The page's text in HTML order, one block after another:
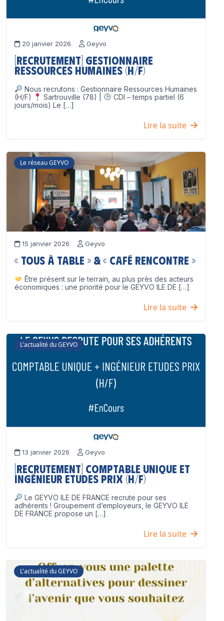
20 janvier 2026 Geyvo
[Recrutement] Gestionnaire
Ressources Humaines (H/F)
Nous recrutons : Gestionnaire Ressources Humaines
(H/F)
Sartrouville (78) |
CDI – temps partiel (6
jours/mois) Le […]
Lire la suite
Le réseau GEYVO
15 janvier 2026 Geyvo
« Tous à table » & « Café Rencontre »
Être présent sur le terrain, au plus près des acteurs
économiques : une priorité pour le GEYVO ILE DE […]
Lire la suite
L'actualité du GEYVO
13 janvier 2026 Geyvo
[Recrutement] Comptable unique et
Ingénieur Etudes Prix (H/F)
Le GEYVO ILE DE FRANCE recrute pour ses
adhérents ! Groupement d’employeurs, le GEYVO ILE
DE FRANCE propose un […]
Lire la suite
L'actualité du GEYVO